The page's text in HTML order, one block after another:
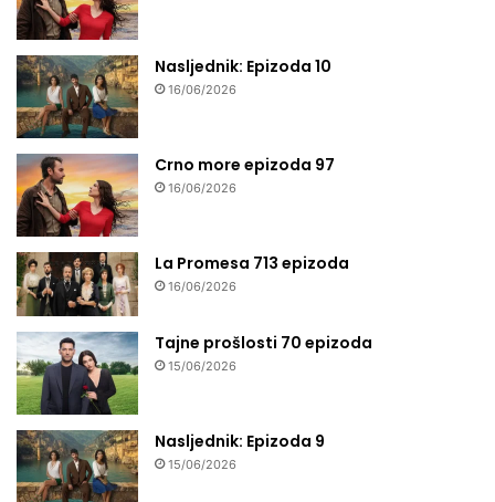
Nasljednik: Epizoda 10
16/06/2026
Crno more epizoda 97
16/06/2026
La Promesa 713 epizoda
16/06/2026
Tajne prošlosti 70 epizoda
15/06/2026
Nasljednik: Epizoda 9
15/06/2026